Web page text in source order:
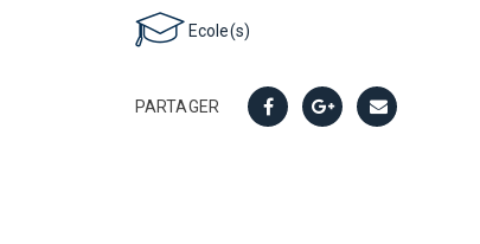
Ecole(s)
PARTAGER